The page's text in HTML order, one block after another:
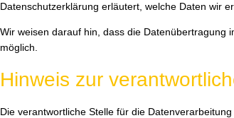
Datenschutzerklärung erläutert, welche Daten wir
Wir weisen darauf hin, dass die Datenübertragung
möglich.
Hinweis zur
Die verantwortliche Stelle für die